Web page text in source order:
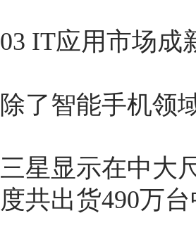
03 IT应用市场成
除了智能手机领
三星显示在中大
度共出货490万